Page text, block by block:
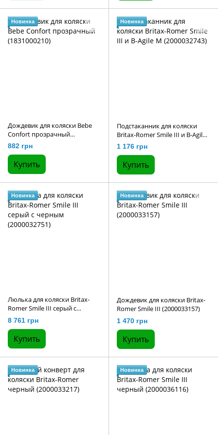
Новинка
Дождевик для коляски Bebe
Confort прозрачный
(1831000210)
882 грн
Купить
Новинка
Подстаканник для коляски
Britax-Romer Smile III и B-Agile
M (2000032743)
1 176 грн
Купить
Новинка
Люлька для коляски Britax-
Romer Smile III серый с
черным (2000032751)
8 761 грн
Купить
Новинка
Дождевик для коляски Britax-
Romer Smile III (2000033157)
1 470 грн
Купить
Новинка Новинка